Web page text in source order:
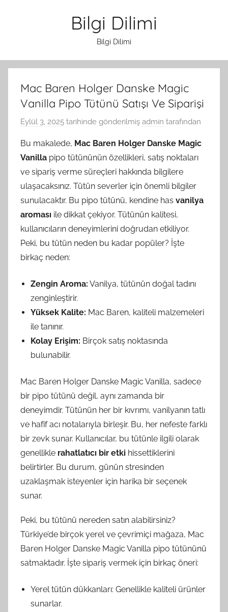
Bilgi Dilimi
Bilgi Dilimi
Mac Baren Holger Danske Magic
Vanilla Pipo Tütünü Satışı Ve Siparişi
Eylül 3, 2025 tarihinde gönderilmiş admin tarafından
Bu makalede, Mac Baren Holger Danske Magic
Vanilla pipo tütününün özellikleri, satış noktaları
ve sipariş verme süreçleri hakkında bilgilere
ulaşacaksınız. Tütün severler için önemli bilgiler
sunulacaktır. Bu pipo tütünü, kendine has vanilya
aroması ile dikkat çekiyor. Tütünün kalitesi,
kullanıcıların deneyimlerini doğrudan etkiliyor.
Peki, bu tütün neden bu kadar popüler? İşte
birkaç neden:
Zengin Aroma: Vanilya, tütünün doğal tadını
zenginleştirir.
Yüksek Kalite: Mac Baren, kaliteli malzemeleri
ile tanınır.
Kolay Erişim: Birçok satış noktasında
bulunabilir.
Mac Baren Holger Danske Magic Vanilla, sadece
bir pipo tütünü değil, aynı zamanda bir
deneyimdir. Tütünün her bir kıvrımı, vanilyanın tatlı
ve hafif acı notalarıyla birleşir. Bu, her nefeste farklı
bir zevk sunar. Kullanıcılar, bu tütünle ilgili olarak
genellikle rahatlatıcı bir etki hissettiklerini
belirtirler. Bu durum, günün stresinden
uzaklaşmak isteyenler için harika bir seçenek
sunar.
Peki, bu tütünü nereden satın alabilirsiniz?
Türkiye’de birçok yerel ve çevrimiçi mağaza, Mac
Baren Holger Danske Magic Vanilla pipo tütününü
satmaktadır. İşte sipariş vermek için birkaç öneri:
Yerel tütün dükkanları: Genellikle kaliteli ürünler
sunarlar.